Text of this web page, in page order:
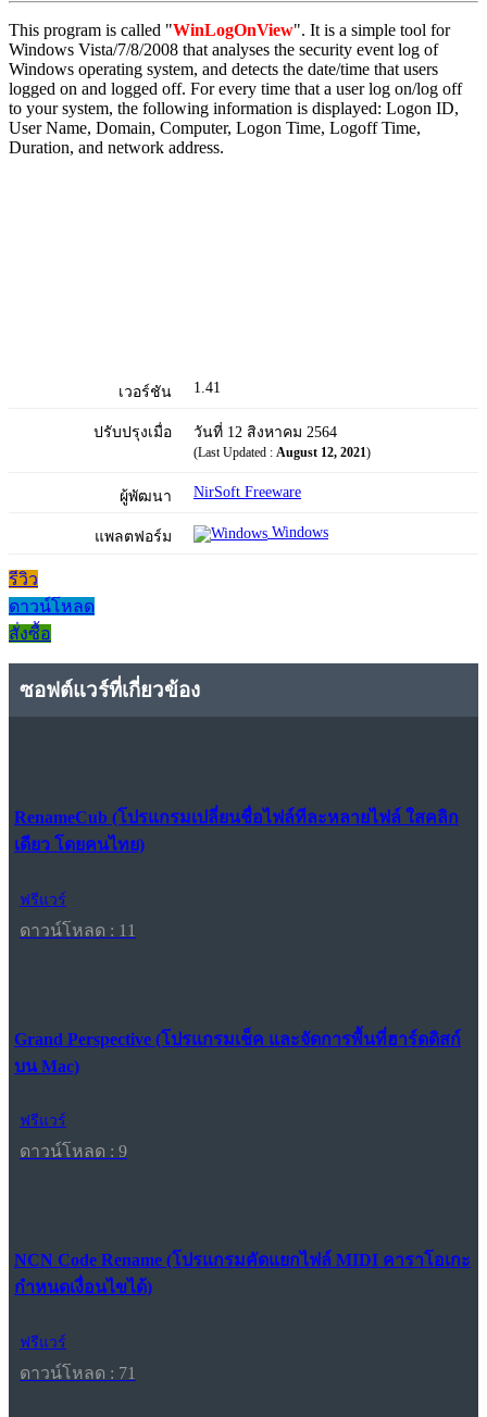
This program is called "WinLogOnView". It is a simple tool for
Windows Vista/7/8/2008 that analyses the security event log of
Windows operating system, and detects the date/time that users
logged on and logged off. For every time that a user log on/log off
to your system, the following information is displayed: Logon ID,
User Name, Domain, Computer, Logon Time, Logoff Time,
Duration, and network address.
เวอร์ชัน 1.41
ปรับปรุงเมื่อ วันที่ 12 สิงหาคม 2564
(Last Updated : August 12, 2021)
ผู้พัฒนา NirSoft Freeware
แพลตฟอร์ม Windows
รีวิว
ดาวน์โหลด
สั่งซื้อ
ซอฟต์แวร์ที่เกี่ยวข้อง
RenameCub (โปรแกรมเปลี่ยนชื่อไฟล์ทีละหลายไฟล์ ใสคลิก
เดียว โดยคนไทย)
ฟรีแวร์
ดาวน์โหลด : 11
Grand Perspective (โปรแกรมเช็ค และจัดการพื้นที่ฮาร์ดดิสก์
บน Mac)
ฟรีแวร์
ดาวน์โหลด : 9
NCN Code Rename (โปรแกรมคัดแยกไฟล์ MIDI คาราโอเกะ
กำหนดเงื่อนไขได้)
ฟรีแวร์
ดาวน์โหลด : 71